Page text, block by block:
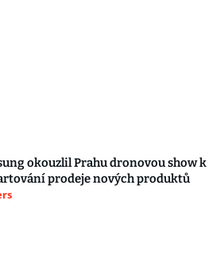
okouzlil Prahu dronovou show k
prodeje nových produktů